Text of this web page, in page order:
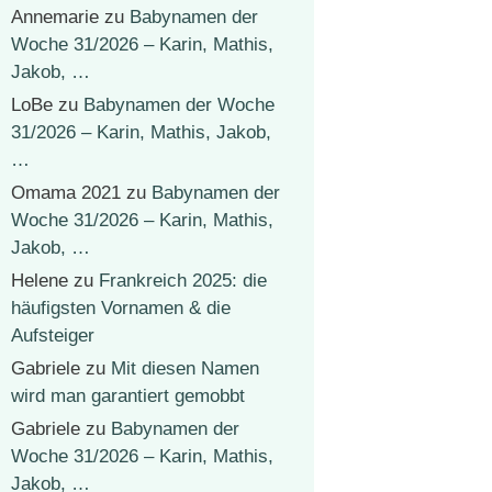
Annemarie zu Babynamen der
Woche 31/2026 – Karin, Mathis,
Jakob, …
LoBe zu Babynamen der Woche
31/2026 – Karin, Mathis, Jakob,
…
Omama 2021 zu Babynamen der
Woche 31/2026 – Karin, Mathis,
Jakob, …
Helene zu Frankreich 2025: die
häufigsten Vornamen & die
Aufsteiger
Gabriele zu Mit diesen Namen
wird man garantiert gemobbt
Gabriele zu Babynamen der
Woche 31/2026 – Karin, Mathis,
Jakob, …